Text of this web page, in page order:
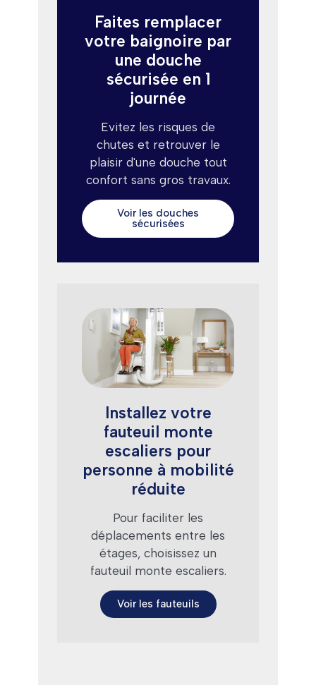
Faites remplacer
votre baignoire par
une douche
sécurisée en 1
journée
Evitez les risques de
chutes et retrouver le
plaisir d'une douche tout
confort sans gros travaux.
Voir les douches
sécurisées
Installez votre
fauteuil monte
escaliers pour
personne à mobilité
réduite
Pour faciliter les
déplacements entre les
étages, choisissez un
fauteuil monte escaliers.
Voir les fauteuils